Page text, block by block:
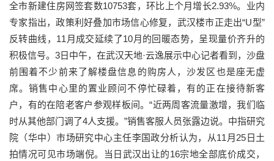
全市新建住房网签套数10753套，环比上个月增长2.93%。业内
专家指出，政策利好叠加市场信心修复，武汉楼市正走出“U型”
反转曲线，11月成交延续了10月的回暖态势，呈现量价齐升的
积极信号。3日中午，在武汉天地·云逸展示中心记者看到，沙盘
前围着不少前来了解楼盘信息的购房人，沙发区也是座无虚
席。销售中心里的置业顾问不停忙碌着，有的正在接待新客
户，有的在陪老客户参观样板间。“近两周客流量激增，我们临
时从其他部门调了4人支援。”销售客服人员张露边说。中指研究
院（华中）市场研究中心主任李国政分析认为，从11月25日土
拍情况可见市场端倪。当日武汉出让的16宗地全部底价成交，